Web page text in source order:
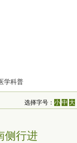
学科普
选择字号：小 中 大
侧行进